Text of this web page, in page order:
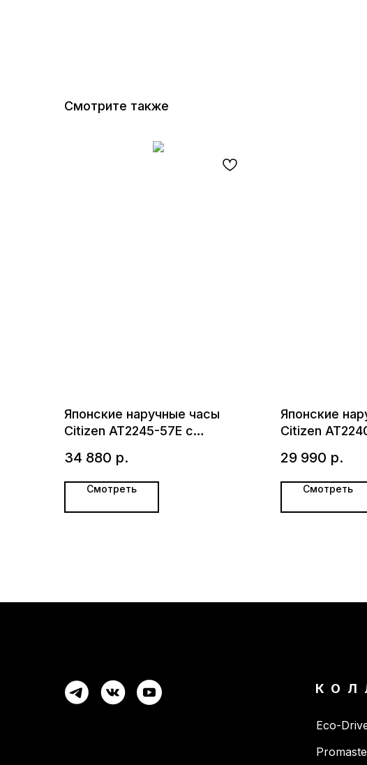
Смотрите также
Японские наручные часы
Citizen AT2245-57E с
34 880 р.
Смотреть
Японские
Citizen
29 990 р.
Смотреть
Eco-